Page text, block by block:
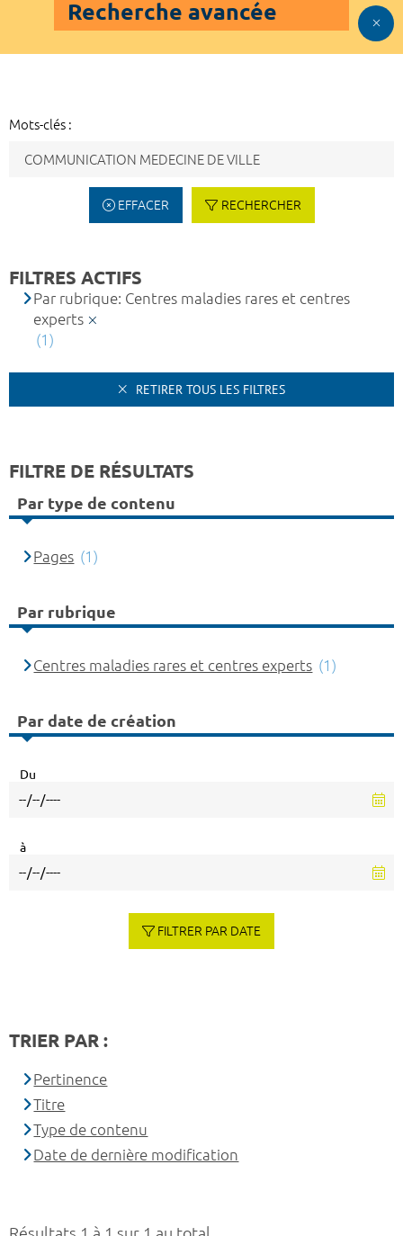
Recherche avancée
Mots-clés :
EFFACER RECHERCHER
FILTRES ACTIFS
Par rubrique: Centres maladies rares et centres
experts
(1)
RETIRER TOUS LES FILTRES
FILTRE DE RÉSULTATS
Par type de contenu
Pages (1)
Par rubrique
Centres maladies rares et centres experts (1)
Par date de création
Du
à
FILTRER PAR DATE
TRIER PAR :
Pertinence
Titre
Type de contenu
Date de dernière modification